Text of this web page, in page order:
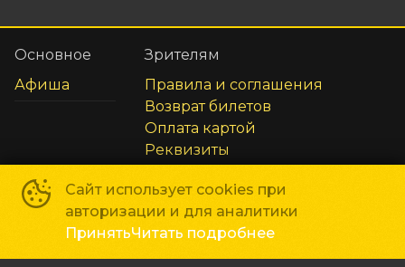
Сайт использует cookies при
авторизации и для аналитики
ПринятьЧитать подробнее
Основное
Афиша
Зрителям
Правила и соглашения
Возврат билетов
Оплата картой
Реквизиты
Способы оплаты